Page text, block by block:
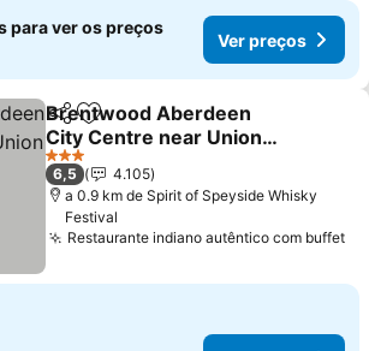
para ver os preços
Ver preços
PartilharAdicionar aos favoritos
Brentwood Aberdeen
City Centre near Union
Street
Ver preços
3 Estrelas
6,5
4.105
a 0.9 km de Spirit of Speyside Whisky
Festival
Restaurante indiano autêntico com buffet